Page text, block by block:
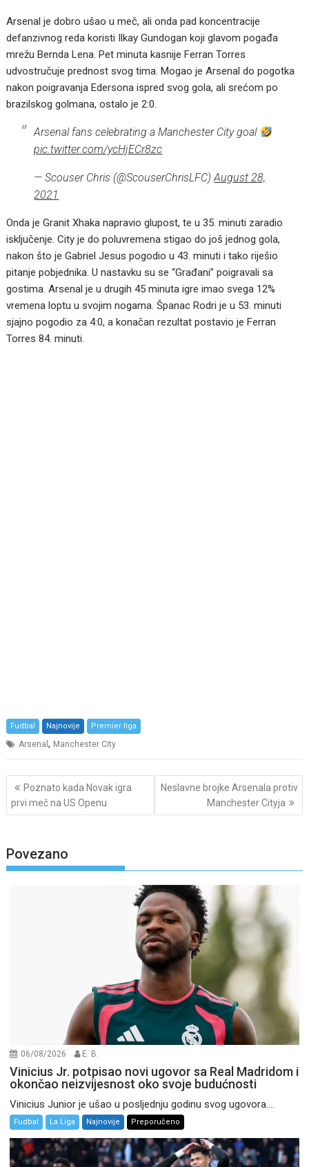
Arsenal je dobro ušao u meč, ali onda pad koncentracije
defanzivnog reda koristi Ilkay Gundogan koji glavom pogađa
mrežu Bernda Lena. Pet minuta kasnije Ferran Torres
udvostručuje prednost svog tima. Mogao je Arsenal do pogotka
nakon poigravanja Edersona ispred svog gola, ali srećom po
brazilskog golmana, ostalo je 2:0.
Arsenal fans celebrating a Manchester City goal
pic.twitter.com/ycHjECr8zc
— Scouser Chris (@ScouserChrisLFC)August 28,
2021
Onda je Granit Xhaka napravio glupost, te u 35. minuti zaradio
isključenje. City je do poluvremena stigao do još jednog gola,
nakon što je Gabriel Jesus pogodio u 43. minuti i tako riješio
pitanje pobjednika. U nastavku su se “Građani” poigravali sa
gostima. Arsenal je u drugih 45 minuta igre imao svega 12%
vremena loptu u svojim nogama. Španac Rodri je u 53. minuti
sjajno pogodio za 4:0, a konačan rezultat postavio je Ferran
Torres 84. minuti.
Fudbal Najnovije Premier liga
Arsenal, Manchester City
Post
navigation
Poznato kada Novak igra
prvi meč na US Openu
Neslavne brojke Arsenala protiv
Manchester Cityja
Povezano
06/08/2026 E. B.
Vinicius Jr. potpisao novi ugovor sa Real Madridom i
okončao neizvijesnost oko svoje budućnosti
Vinicius Junior je ušao u posljednju godinu svog ugovora....
Fudbal La Liga Najnovije Preporučeno